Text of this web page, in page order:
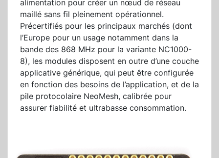
alimentation pour créer un nœud de réseau
maillé sans fil pleinement opérationnel.
Précertifiés pour les principaux marchés (dont
l’Europe pour un usage notamment dans la
bande des 868 MHz pour la variante NC1000-
8), les modules disposent en outre d’une couche
applicative générique, qui peut être configurée
en fonction des besoins de l’application, et de la
pile protocolaire NeoMesh, calibrée pour
assurer fiabilité et ultrabasse consommation.